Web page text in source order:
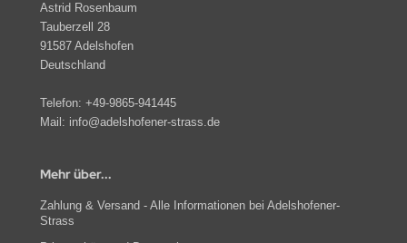
Astrid Rosenbaum
Tauberzell 28
91587 Adelshofen
Deutschland
Telefon: +49-9865-941445
Mail: info@adelshofener-strass.de
Mehr über...
Zahlung & Versand - Alle Informationen bei Adelshofener-
Strass